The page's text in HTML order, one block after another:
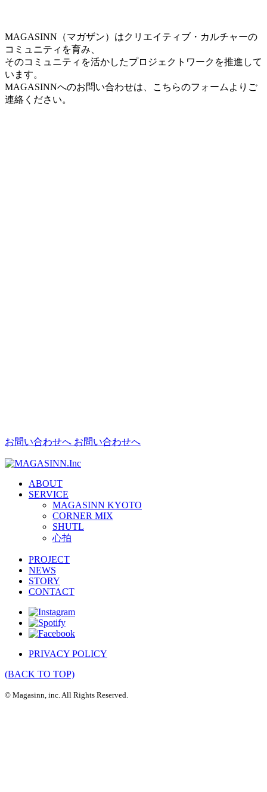
MAGASINN（マガザン）はクリエイティブ・カルチャーの
コミュニティを育み、
そのコミュニティを活かしたプロジェクトワークを推進して
います。
MAGASINNへのお問い合わせは、こちらのフォームよりご
連絡ください。
お問い合わせへ お問い合わせへ
ABOUT
SERVICE
MAGASINN KYOTO
CORNER MIX
SHUTL
心拍
PROJECT
NEWS
STORY
CONTACT
PRIVACY POLICY
(BACK TO TOP)
© Magasinn, inc. All Rights Reserved.